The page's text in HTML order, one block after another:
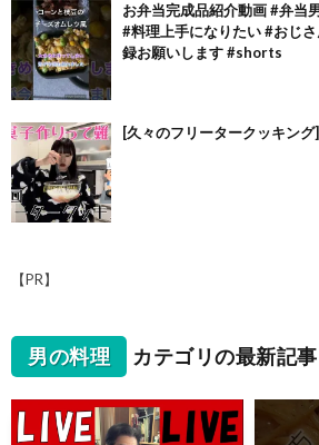
お弁当完成品紹介動画 #弁当
#料理上手になりたい #おじ
録お願いします #shorts
[久々のフリータークッキン
【PR】
男の料理 カテゴリの最新記事